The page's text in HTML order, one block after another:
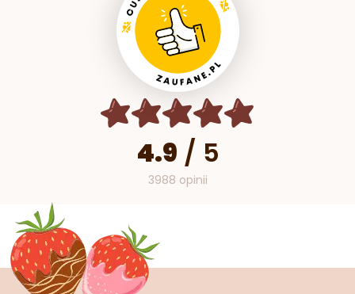
4.9 / 5
3988 opinii